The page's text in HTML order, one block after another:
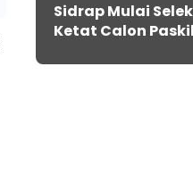
Sidrap Mulai
Ketat Calon